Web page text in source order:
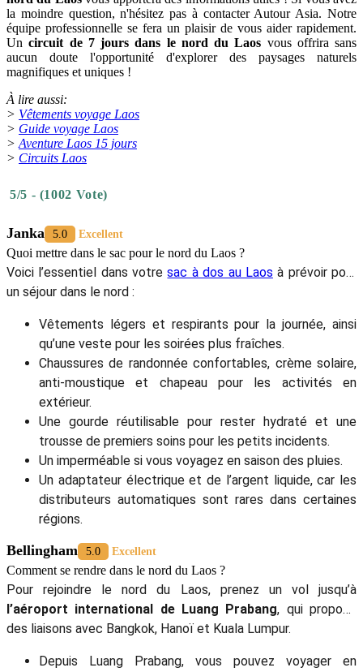
la moindre question, n'hésitez pas à contacter Autour Asia. Notre
équipe professionnelle se fera un plaisir de vous aider rapidement.
Uncircuit de 7 jours dans le nord du Laos vous offrira sans
aucun doute l'opportunité d'explorer des paysages naturels
magnifiques et uniques !
À lire aussi:
> Vêtements voyage Laos
> Guide voyage Laos
> Aventure Laos 15 jours
> Circuits Laos
5/5 - (1002 Vote)
Janka 5.0 Excellent
Quoi mettre dans le sac pour le nord du Laos ?
Voici l’essentiel dans votresac à dos au Laos à prévoir pour
un séjour dans le nord :
Vêtements légers et respirants pour la journée, ainsi
qu’une veste pour les soirées plus fraîches.
Chaussures de randonnée confortables, crème solaire,
anti-moustique et chapeau pour les activités en
extérieur.
Une gourde réutilisable pour rester hydraté et une
trousse de premiers soins pour les petits incidents.
Un imperméable si vous voyagez en saison des pluies.
Un adaptateur électrique et de l’argent liquide, car les
distributeurs automatiques sont rares dans certaines
régions.
Bellingham 5.0 Excellent
Comment se rendre dans le nord du Laos ?
Pour rejoindre le nord du Laos, prenez un vol jusqu’à
l’aéroport international de Luang Prabang, qui propose
des liaisons avec Bangkok, Hanoï et Kuala Lumpur.
Depuis Luang Prabang, vous pouvez voyager en